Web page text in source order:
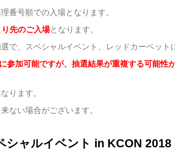
番号順での入場となります。
先のご入場となります。
で、スペシャルイベント、レッドカーペッ
参加可能ですが、抽選結果が重複する可能性
ります。
ない場合がございます。
シャルイベント in KCON